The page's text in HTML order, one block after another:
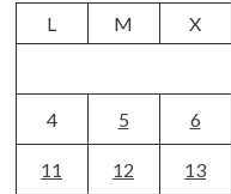
L
M X
4 5 6
11 12 13